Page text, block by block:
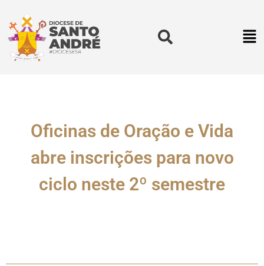
Oficinas de Oração e Vida
abre inscrições para novo
ciclo neste 2º semestre